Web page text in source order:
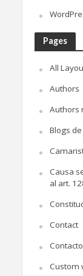
Pages
All
Authors
Authors
Blogs
Causa
al art.
Contact
Contacto
Custom